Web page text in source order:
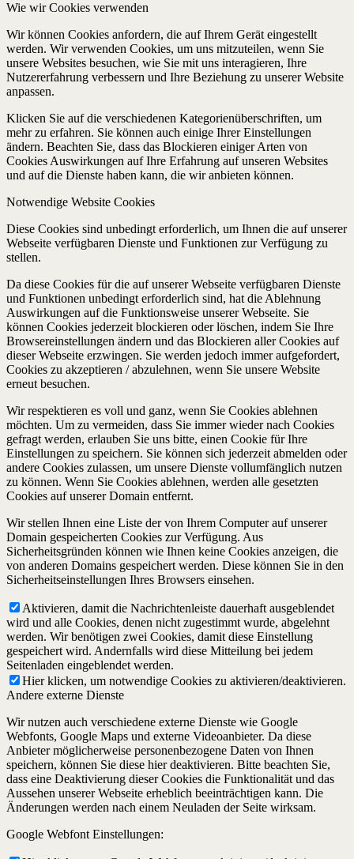
Wie wir Cookies verwenden
Wir können Cookies anfordern, die auf Ihrem Gerät eingestellt
werden. Wir verwenden Cookies, um uns mitzuteilen, wenn Sie
unsere Websites besuchen, wie Sie mit uns interagieren, Ihre
Nutzererfahrung verbessern und Ihre Beziehung zu unserer Website
anpassen.
Klicken Sie auf die verschiedenen Kategorienüberschriften, um
mehr zu erfahren. Sie können auch einige Ihrer Einstellungen
ändern. Beachten Sie, dass das Blockieren einiger Arten von
Cookies Auswirkungen auf Ihre Erfahrung auf unseren Websites
und auf die Dienste haben kann, die wir anbieten können.
Notwendige Website Cookies
Diese Cookies sind unbedingt erforderlich, um Ihnen die auf unserer
Webseite verfügbaren Dienste und Funktionen zur Verfügung zu
stellen.
Da diese Cookies für die auf unserer Webseite verfügbaren Dienste
und Funktionen unbedingt erforderlich sind, hat die Ablehnung
Auswirkungen auf die Funktionsweise unserer Webseite. Sie
können Cookies jederzeit blockieren oder löschen, indem Sie Ihre
Browsereinstellungen ändern und das Blockieren aller Cookies auf
dieser Webseite erzwingen. Sie werden jedoch immer aufgefordert,
Cookies zu akzeptieren / abzulehnen, wenn Sie unsere Website
erneut besuchen.
Wir respektieren es voll und ganz, wenn Sie Cookies ablehnen
möchten. Um zu vermeiden, dass Sie immer wieder nach Cookies
gefragt werden, erlauben Sie uns bitte, einen Cookie für Ihre
Einstellungen zu speichern. Sie können sich jederzeit abmelden oder
andere Cookies zulassen, um unsere Dienste vollumfänglich nutzen
zu können. Wenn Sie Cookies ablehnen, werden alle gesetzten
Cookies auf unserer Domain entfernt.
Wir stellen Ihnen eine Liste der von Ihrem Computer auf unserer
Domain gespeicherten Cookies zur Verfügung. Aus
Sicherheitsgründen können wie Ihnen keine Cookies anzeigen, die
von anderen Domains gespeichert werden. Diese können Sie in den
Sicherheitseinstellungen Ihres Browsers einsehen.
Aktivieren, damit die Nachrichtenleiste dauerhaft ausgeblendet
wird und alle Cookies, denen nicht zugestimmt wurde, abgelehnt
werden. Wir benötigen zwei Cookies, damit diese Einstellung
gespeichert wird. Andernfalls wird diese Mitteilung bei jedem
Seitenladen eingeblendet werden.
Hier klicken, um notwendige Cookies zu aktivieren/deaktivieren.
Andere externe Dienste
Wir nutzen auch verschiedene externe Dienste wie Google
Webfonts, Google Maps und externe Videoanbieter. Da diese
Anbieter möglicherweise personenbezogene Daten von Ihnen
speichern, können Sie diese hier deaktivieren. Bitte beachten Sie,
dass eine Deaktivierung dieser Cookies die Funktionalität und das
Aussehen unserer Webseite erheblich beeinträchtigen kann. Die
Änderungen werden nach einem Neuladen der Seite wirksam.
Google Webfont Einstellungen: